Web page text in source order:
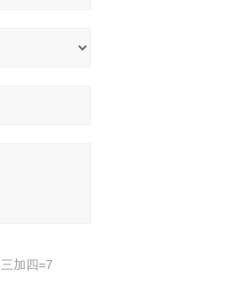
加四=7